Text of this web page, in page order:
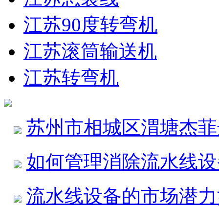
江苏90度转弯机
江苏滚筒输送机
江苏转弯机
苏州市相城区渭塘杰
如何管理消除流水线
流水线设备的市场潜